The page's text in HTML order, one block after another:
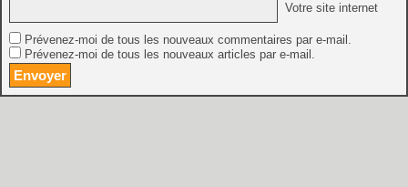
Votre site internet
Prévenez-moi de tous les nouveaux commentaires par e-mail.
Prévenez-moi de tous les nouveaux articles par e-mail.